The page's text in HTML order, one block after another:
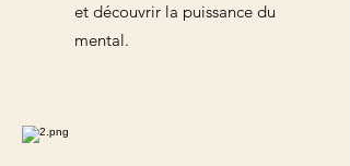
et découvrir la puissance du
mental.